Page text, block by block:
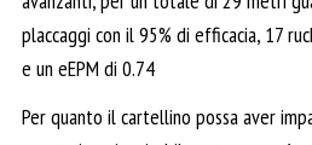
placcaggi con il 95% di efficacia, 17
e un eEPM di 0.74
Per quanto il cartellino possa aver